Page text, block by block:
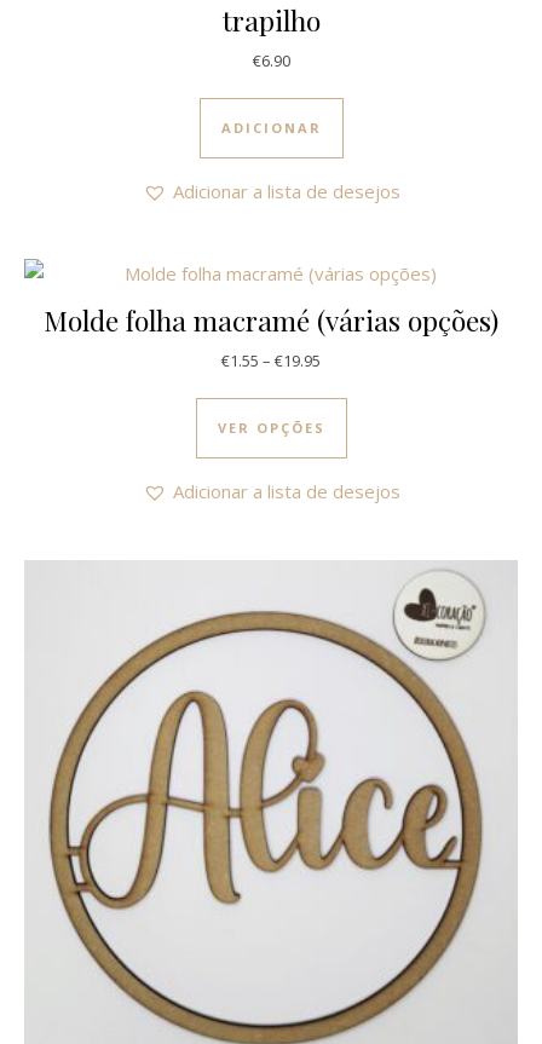
trapilho
€6.90
ADICIONAR
Adicionar a lista de desejos
Molde folha macramé (várias opções)
€1.55 – €19.95
VER OPÇÕES
This product has
Adicionar a lista de desejos